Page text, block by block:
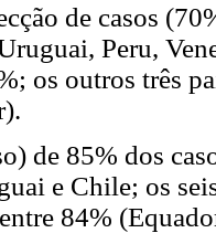
de casos
Peru,
os outros três
de 85% dos
e Chile; os
84%